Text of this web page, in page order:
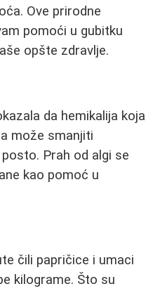
Ove prirodne
pomoći u gubitku
opšte zdravlje.
da hemikalija koja
može smanjiti
Prah od algi se
kao pomoć u
čili papričice i umaci
kilograme. Što su